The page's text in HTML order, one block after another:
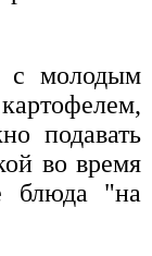
с молодым
подавать
во время
блюда "на